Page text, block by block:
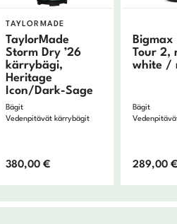
TAYLORMADE
TaylorMade
Storm Dry ’26
kärrybägi,
Heritage
Icon/Dark-Sage
Bägit
Vedenpitävät kärrybägit
380,00€
Tour 2,
white /
Bägit
289,00